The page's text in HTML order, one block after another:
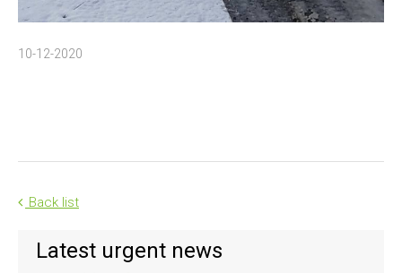
10-12-2020
Back list
Latest urgent news